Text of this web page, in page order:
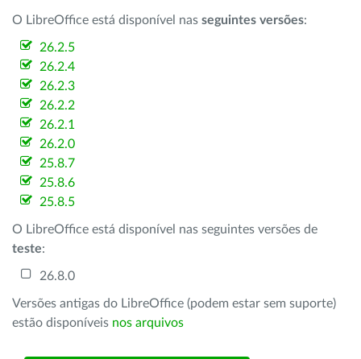
O LibreOffice está disponível nas seguintes versões:
26.2.5
26.2.4
26.2.3
26.2.2
26.2.1
26.2.0
25.8.7
25.8.6
25.8.5
O LibreOffice está disponível nas seguintes versões de
teste:
26.8.0
Versões antigas do LibreOffice (podem estar sem suporte)
estão disponíveis nos arquivos